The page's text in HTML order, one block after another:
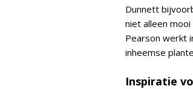
Dunnett
niet alleen
Pearson werkt
inheemse
Inspiratie